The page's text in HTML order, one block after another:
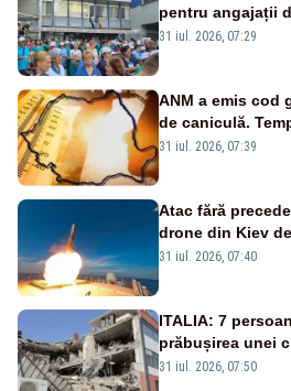
pentru angajații
Legii salarizării
31 iul. 2026, 07:29
ANM a emis cod
de caniculă.
de grade, iar
31 iul. 2026, 07:39
Atac fără
drone din Kiev
americană,
31 iul. 2026, 07:40
ITALIA: 7
prăbușirea unei
31 iul. 2026, 07:50